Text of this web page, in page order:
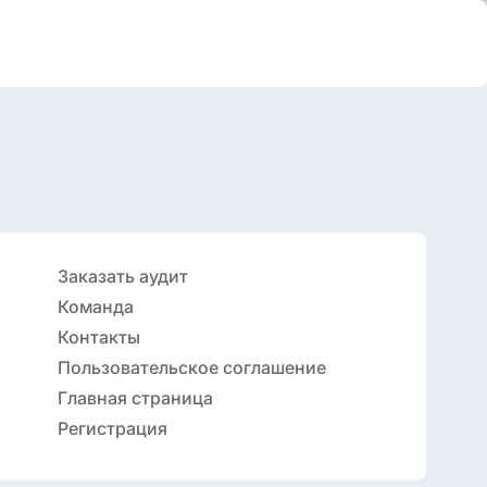
Заказать аудит
Команда
Контакты
Пользовательское соглашение
Главная страница
Регистрация